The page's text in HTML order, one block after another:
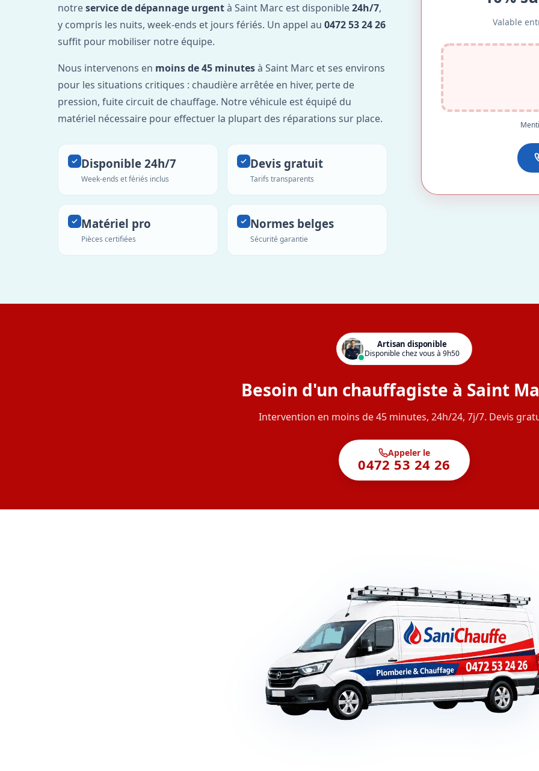
notreservice de dépannage urgentà Saint Marc est disponible24h/7,
y compris les nuits, week-ends et jours fériés. Un appel au 0472 53 24 26
suffit pour mobiliser notre équipe.
Nous intervenons en moins de 45 minutesà Saint Marc et ses environs
pour les situations critiques : chaudière arrêtée en hiver, perte de
pression, fuite circuit de chauffage. Notre véhicule est équipé du
matériel nécessaire pour effectuer la plupart des réparations sur place.
Disponible 24h/7
Week-ends et fériés inclus
Devis gratuit
Tarifs transparents
Matériel pro
Pièces certifiées
Normes belges
Sécurité garantie
Valable
Artisan disponible
Disponible chez vous à 9h50
Besoin d'un chauffagiste à Saint
Intervention en moins de 45 minutes, 24h/24, 7j/7. Devis
Appeler le
0472 53 24 26